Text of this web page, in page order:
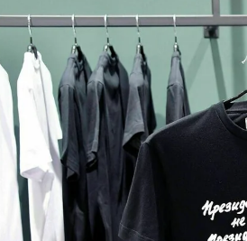
veranstaltungen
shop
fragen & hilfe
unterstützen
abo
genossenschaft